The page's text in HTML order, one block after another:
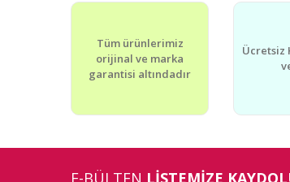
Ürün fiyatı diğer sitelerden daha
Bu ürüne benzer farklı alternatifler
Tüm ürünlerimiz
orijinal ve marka
garantisi altındadır
Ücretsiz
E-BÜLTEN LİSTEMİZE